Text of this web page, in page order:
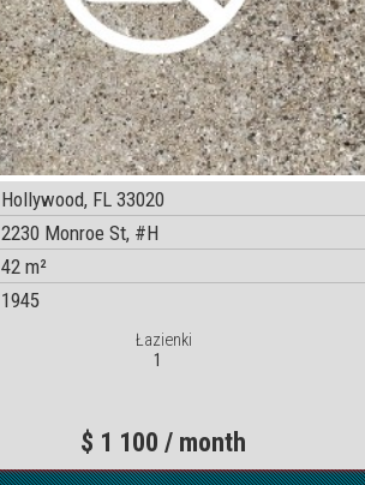
Hollywood, FL 33020
2230 Monroe St, #H
42 m²
1945
Łazienki
1
$ 1 100 / month